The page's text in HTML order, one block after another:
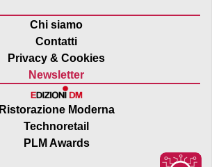
Chi siamo
Contatti
Privacy & Cookies
Newsletter
Ristorazione Moderna
Technoretail
PLM Awards